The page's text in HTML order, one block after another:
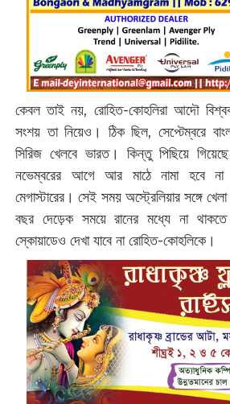
কেবল তাই নয়, রোহিত-কোহলিরা আদৌ
সংশয় তা নিয়েও। ঠিক ছিল, সেপ্টেম্বরে
সিরিজ খেলবে ভারত। কিন্তু পিছিয়ে
নভেম্বরের আগে আর মাঠে নামা হবে না
মেগাস্টারের। সেই সময় অস্ট্রেলিয়ার সঙ্গে
বছর দেড়েক সময়ে রানের মধ্যে না
স্কোয়াডেও দেখা যাবে না রোহিত-কোহলিকে।